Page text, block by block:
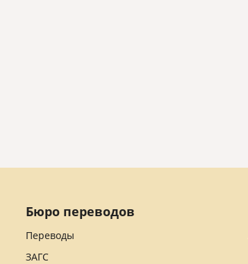
Бюро переводов
Переводы
ЗАГС